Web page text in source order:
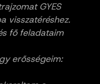
GYES
visszatéréshez.
fő feladataim
erősségeim: